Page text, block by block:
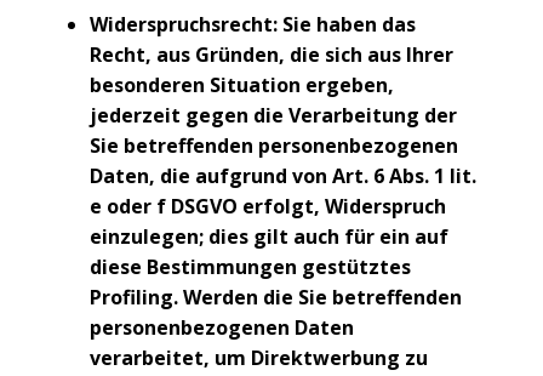
Widerspruchsrecht: Sie haben das
Recht, aus Gründen, die sich aus Ihrer
besonderen Situation ergeben,
jederzeit gegen die Verarbeitung der
Sie betreffenden personenbezogenen
Daten, die aufgrund von Art. 6 Abs. 1 lit.
e oder f DSGVO erfolgt, Widerspruch
einzulegen; dies gilt auch für ein auf
diese Bestimmungen gestütztes
Profiling. Werden die Sie betreffenden
personenbezogenen Daten
verarbeitet, um Direktwerbung zu